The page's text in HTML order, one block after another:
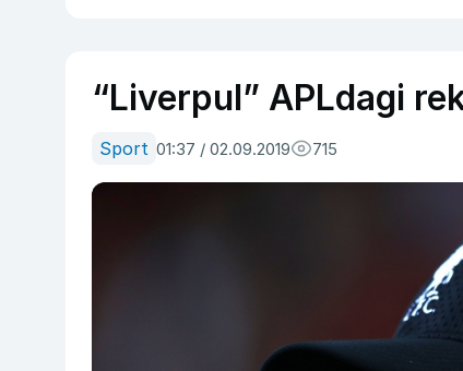
“Liverpul” APLdagi
Sport 01:37 / 02.09.2019 715